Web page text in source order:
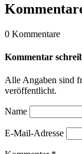
0 Kommentare
Kommentar
Alle Angaben sind
veröffentlicht.
Name
E-Mail-Adresse